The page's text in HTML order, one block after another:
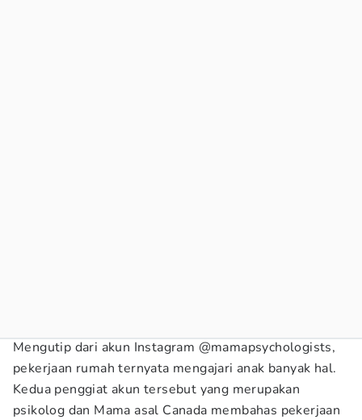
Mengutip dari akun Instagram @mamapsychologists,
pekerjaan rumah ternyata mengajari anak banyak hal.
Kedua penggiat akun tersebut yang merupakan
psikolog dan Mama asal Canada membahas pekerjaan